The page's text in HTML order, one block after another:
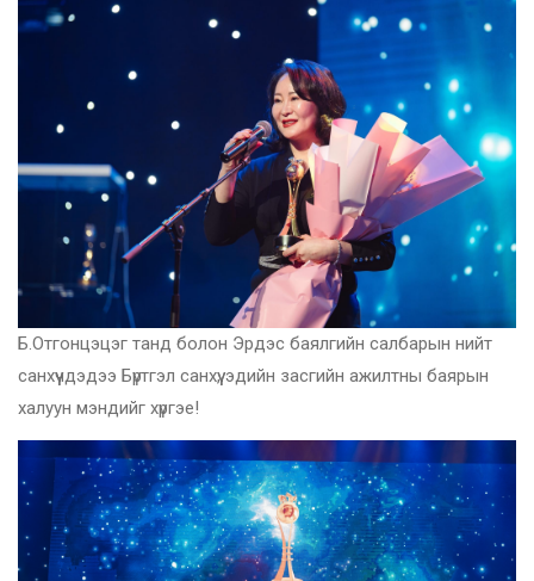
Б.Отгонцэцэг танд болон Эрдэс баялгийн салбарын нийт
санхүүчдэдээ Бүртгэл санхүү, эдийн засгийн ажилтны баярын
халуун мэндийг хүргэе!